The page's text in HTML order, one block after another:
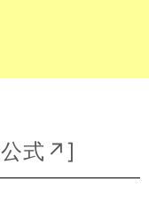
公式↗]